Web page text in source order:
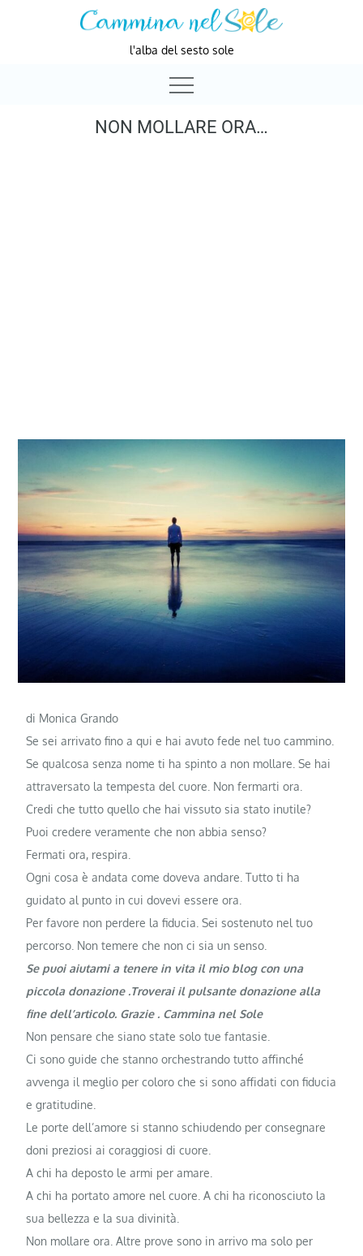
l'alba del sesto sole
NON MOLLARE ORA…
di Monica Grando
Se sei arrivato fino a qui e hai avuto fede nel tuo cammino.
Se qualcosa senza nome ti ha spinto a non mollare. Se hai
attraversato la tempesta del cuore. Non fermarti ora.
Credi che tutto quello che hai vissuto sia stato inutile?
Puoi credere veramente che non abbia senso?
Fermati ora, respira.
Ogni cosa è andata come doveva andare. Tutto ti ha
guidato al punto in cui dovevi essere ora.
Per favore non perdere la fiducia. Sei sostenuto nel tuo
percorso. Non temere che non ci sia un senso.
Se puoi aiutami a tenere in vita il mio blog con una
piccola donazione .Troverai il pulsante donazione alla
fine dell’articolo. Grazie . Cammina nel Sole
Non pensare che siano state solo tue fantasie.
Ci sono guide che stanno orchestrando tutto affinché
avvenga il meglio per coloro che si sono affidati con fiducia
e gratitudine.
Le porte dell’amore si stanno schiudendo per consegnare
doni preziosi ai coraggiosi di cuore.
A chi ha deposto le armi per amare.
A chi ha portato amore nel cuore. A chi ha riconosciuto la
sua bellezza e la sua divinità.
Non mollare ora. Altre prove sono in arrivo ma solo per